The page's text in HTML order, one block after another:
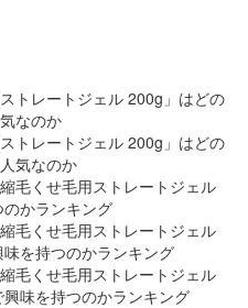
トレートジェル 200g」はどの
なのか
トレートジェル 200g」はどの
気なのか
毛くせ毛用ストレートジェル
かランキング
毛くせ毛用ストレートジェル
を持つのかランキング
毛くせ毛用ストレートジェル
味を持つのかランキング